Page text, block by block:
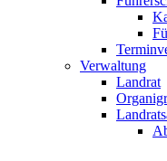
Verwaltung
Landrat